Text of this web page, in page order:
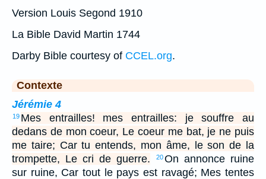
Version Louis Segond 1910
La Bible David Martin 1744
Darby Bible courtesy of CCEL.org.
Contexte
Jérémie 4
19 Mes entrailles! mes entrailles: je souffre au
dedans de mon coeur, Le coeur me bat, je ne puis
me taire; Car tu entends, mon âme, le son de la
trompette, Le cri de guerre.
20On annonce ruine
sur ruine, Car tout le pays est ravagé; Mes tentes